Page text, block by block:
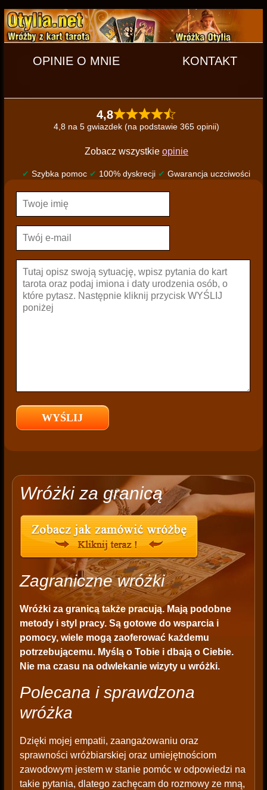
OPINIE O MNIE KONTAKT
4,8
4,8 na 5 gwiazdek (na podstawie 365 opinii)
Zobacz wszystkie opinie
✔ Szybka pomoc ✔ 100% dyskrecji ✔ Gwarancja uczciwości
Wróżki za granicą
Zagraniczne wróżki
Wróżki za granicą także pracują. Mają podobne
metody i styl pracy. Są gotowe do wsparcia i
pomocy, wiele mogą zaoferować każdemu
potrzebującemu. Myślą o Tobie i dbają o Ciebie.
Nie ma czasu na odwlekanie wizyty u wróżki.
Polecana i sprawdzona
wróżka
Dzięki mojej empatii, zaangażowaniu oraz
sprawności wróżbiarskiej oraz umiejętnościom
zawodowym jestem w stanie pomóc w odpowiedzi na
takie pytania, dlatego zachęcam do rozmowy ze mną,